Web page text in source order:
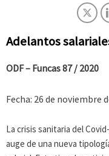
Adelantos
ODF – Funcas 87 / 2020
Fecha: 26 de noviembre
La crisis sanitaria del
auge de una nueva